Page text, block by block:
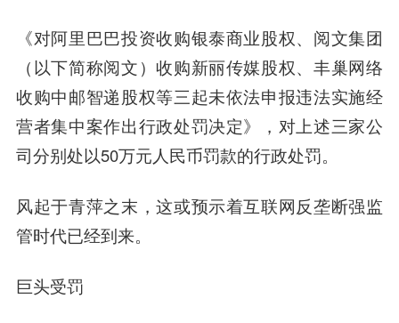
《对阿里巴巴投资收购银泰商业股权、阅文集团
（以下简称阅文）收购新丽传媒股权、丰巢网络
收购中邮智递股权等三起未依法申报违法实施经
营者集中案作出行政处罚决定》，对上述三家公
司分别处以50万元人民币罚款的行政处罚。
风起于青萍之末，这或预示着互联网反垄断强监
管时代已经到来。
巨头受罚